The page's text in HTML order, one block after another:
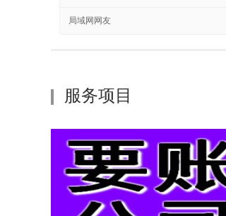
局域网网友
服务项目